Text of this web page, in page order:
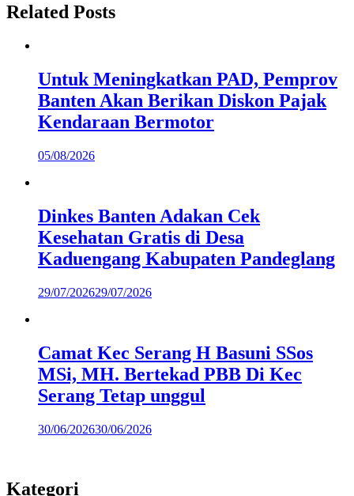
Related Posts
Untuk Meningkatkan PAD, Pemprov
Banten Akan Berikan Diskon Pajak
Kendaraan Bermotor
05/08/2026
Dinkes Banten Adakan Cek
Kesehatan Gratis di Desa
Kaduengang Kabupaten Pandeglang
29/07/202629/07/2026
Camat Kec Serang H Basuni SSos
MSi, MH. Bertekad PBB Di Kec
Serang Tetap unggul
30/06/202630/06/2026
Kategori